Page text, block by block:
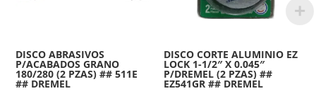
DISCO ABRASIVOS
P/ACABADOS GRANO
180/280 (2 PZAS) ## 511E
## DREMEL
DISCO CORTE ALUMINIO EZ
LOCK 1-1/2″ X 0.045″
P/DREMEL (2 PZAS) ##
EZ541GR ## DREMEL